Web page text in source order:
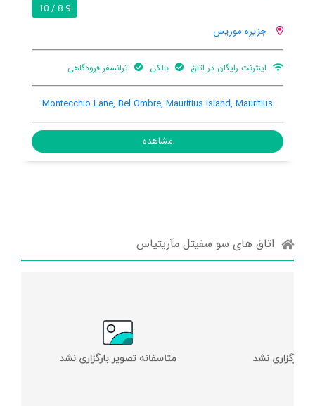
8.9 / 10
جزیره موریس
اینترنت رایگان در اتاق بالکن ترانسفر فرودگاهی
Montecchio Lane, Bel Ombre, Mauritius Island, Mauritius
مشاهده
اتاق های سو سفیتل مآریتیاس